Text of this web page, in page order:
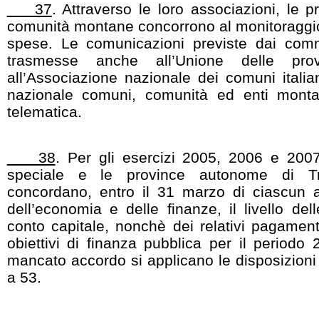
37. Attraverso le loro associazioni, le
comunità montane concorrono al
spese. Le comunicazioni previste dai
trasmesse anche all’Unione delle
all’Associazione nazionale dei comuni
nazionale comuni, comunità ed enti
telematica.
38. Per gli esercizi 2005, 2006 e
speciale e le province autonome di
concordano, entro il 31 marzo di ciascun
dell’economia e delle finanze, il livello
conto capitale, nonchè dei relativi
obiettivi di finanza pubblica per il periodo
mancato accordo si applicano le
a 53.